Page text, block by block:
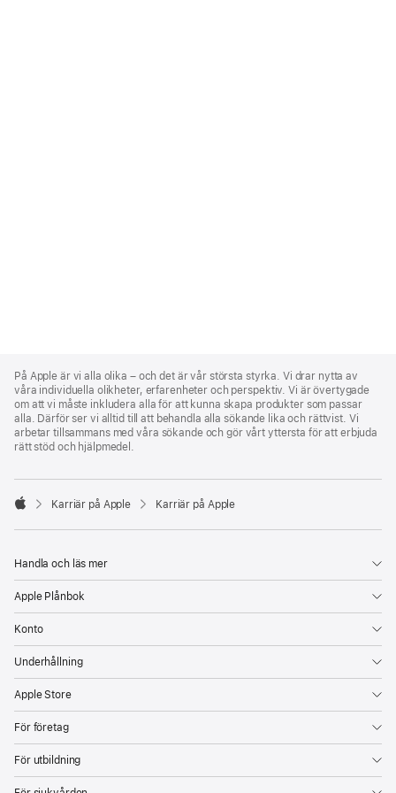
Footer
På Apple är vi alla olika – och det är vår största styrka. Vi drar nytta av
våra individuella olikheter, erfarenheter och perspektiv. Vi är övertygade
om att vi måste inkludera alla för att kunna skapa produkter som passar
alla. Därför ser vi alltid till att behandla alla sökande lika och rättvist. Vi
arbetar tillsammans med våra sökande och gör vårt yttersta för att erbjuda
rätt stöd och hjälpmedel.

Karriär på Apple Karriär på Apple
Handla och läs mer
Apple Plånbok
Konto
Underhållning
Apple Store
För företag
För utbildning